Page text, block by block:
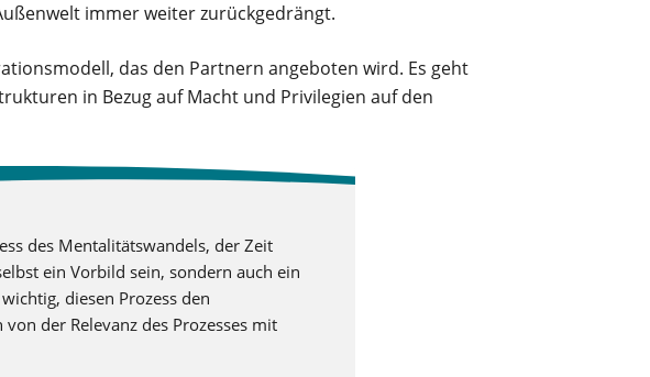
immer weiter zurückgedrängt.
das den Partnern angeboten wird. Es geht
in Bezug auf Macht und Privilegien auf den
des Mentalitätswandels, der Zeit
ein Vorbild sein, sondern auch ein
diesen Prozess den
der Relevanz des Prozesses mit